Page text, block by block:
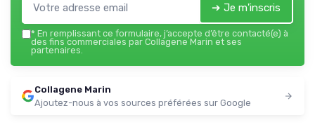
➔ Je m'inscris
* En remplissant ce formulaire, j’accepte d’être contacté(e) à
des fins commerciales par Collagene Marin et ses
partenaires.
Collagene Marin
Ajoutez-nous à vos sources préférées sur Google